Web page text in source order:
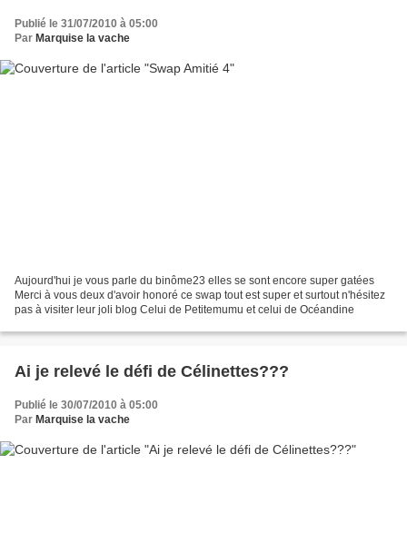
Publié le 31/07/2010 à 05:00
Par Marquise la vache
Aujourd'hui je vous parle du binôme23 elles se sont encore super gatées
Merci à vous deux d'avoir honoré ce swap tout est super et surtout n'hésitez
pas à visiter leur joli blog Celui de Petitemumu et celui de Océandine
Ai je relevé le défi de Célinettes???
Publié le 30/07/2010 à 05:00
Par Marquise la vache